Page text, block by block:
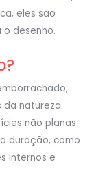
eles são
desenho.
natureza.
não planas
duração, como
internos e